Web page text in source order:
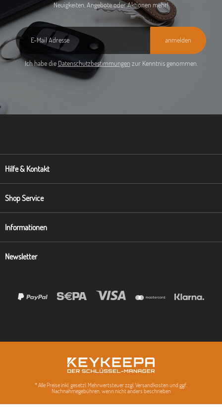
Neuigkeiten, Angebote oder Aktionen mehr!
anmelden
Ich habe die Datenschutzbestimmungen zur Kenntnis genommen.
Hilfe & Kontakt
Shop Service
Informationen
Newsletter
* Alle Preise inkl. gesetzl. Mehrwertsteuer zzgl. Versandkosten und ggf.
Nachnahmegebühren, wenn nicht anders beschrieben